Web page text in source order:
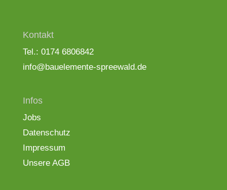
Kontakt
Tel.: 0174 6806842
info@bauelemente-spreewald.de
Infos
Jobs
Datenschutz
Impressum
Unsere AGB